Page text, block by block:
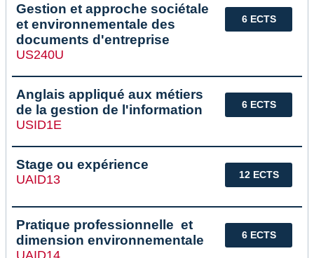
6 ECTS
Gestion et approche sociétale
et environnementale des
documents d'entreprise
US240U
6 ECTS
Anglais appliqué aux métiers
de la gestion de l'information
USID1E
12 ECTS
Stage ou expérience
UAID13
6 ECTS
Pratique professionnelle et
dimension environnementale
UAID14